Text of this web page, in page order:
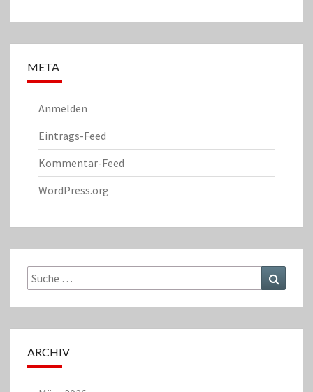
META
Anmelden
Eintrags-Feed
Kommentar-Feed
WordPress.org
Suche
nach:
ARCHIV